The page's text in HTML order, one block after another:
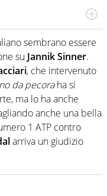
personale e
sport focalizzando ogni
della dirette non
sembrano essere
su Jannik Sinner.
, che intervenuto
da pecoraha si
ma lo ha anche
anche una bella
1 ATP contro
arriva un giudizio